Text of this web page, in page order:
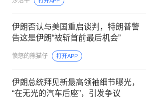
伊朗否认与美国重启谈判，特朗普警
告这是伊朗“被斩首前最后机会”
愤怒的熊猫仔 打开APP
伊朗总统拜见新最高领袖细节曝光，
“在无光的汽车后座”，引发争议